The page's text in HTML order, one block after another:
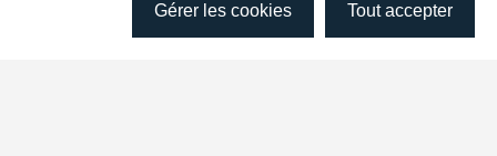
Gérer les cookies Tout accepter